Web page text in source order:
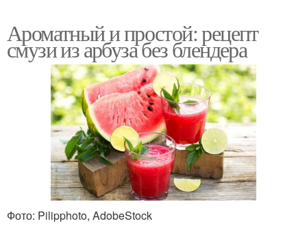
Ароматный и простой: рецепт
смузи из арбуза без блендера
Фото: Pilipphoto, AdobeStock